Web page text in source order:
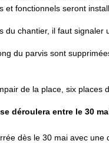
et fonctionnels seront
du chantier, il faut
du parvis sont
de la place, six places
déroulera entre le 30
dès le 30 mai avec une